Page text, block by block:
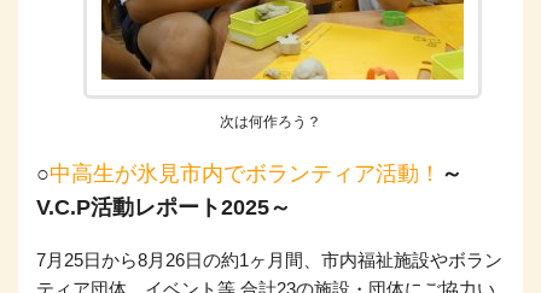
次は何作ろう？
○中高生が氷見市内でボランティア活動！ ～
V.C.P活動レポート2025～
7月25日から8月26日の約1ヶ月間、市内福祉施設やボラン
ティア団体、イベント等 合計23の施設・団体にご協力い